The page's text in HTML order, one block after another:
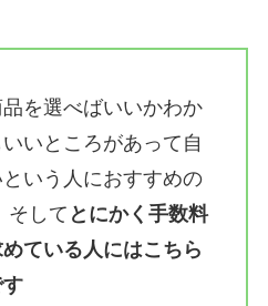
を選べばいいかわか
いところがあって自
いう人におすすめの
そして とにかく手数料
ている人にはこちら